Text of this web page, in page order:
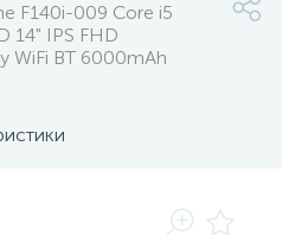
F140i-009 Core i5
14" IPS FHD
WiFi BT 6000mAh